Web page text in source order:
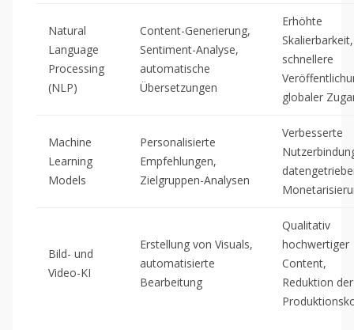
Natural
Language
Processing
(NLP)
Content-Generierung,
Sentiment-Analyse,
automatische
Übersetzungen
Erhöhte
Skalierbarkeit,
schnellere
globaler
Machine
Learning
Models
Personalisierte
Empfehlungen,
Zielgruppen-Analysen
Verbesserte
Bild- und
Video-KI
Erstellung von Visuals,
automatisierte
Bearbeitung
Qualitativ
hochwertiger
Content,
Reduktion der